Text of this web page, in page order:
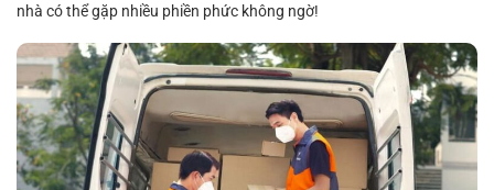
nhà có thể gặp nhiều phiền phức không ngờ!